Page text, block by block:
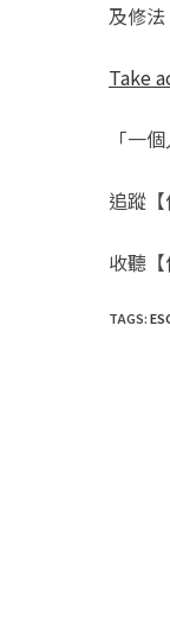
及修
Take
「一
追蹤【
收聽
TAGS: